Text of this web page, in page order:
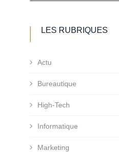
LES RUBRIQUES
Actu
Bureautique
High-Tech
Informatique
Marketing